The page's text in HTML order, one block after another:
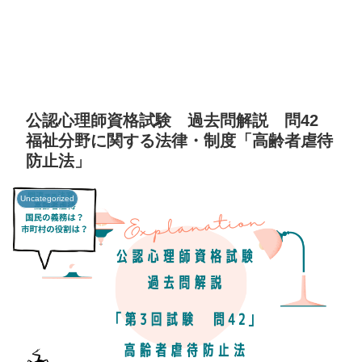
公認心理師資格試験 過去問解説 問42
福祉分野に関する法律・制度「高齢者虐待
防止法」
Uncategorized